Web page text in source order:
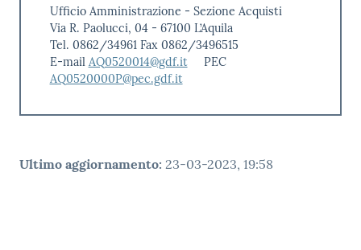
Ufficio Amministrazione - Sezione Acquisti
Via R. Paolucci, 04 - 67100 L’Aquila
Tel. 0862/34961 Fax 0862/3496515
E-mail AQ0520014@gdf.it
PEC
AQ0520000P@pec.gdf.it
Ultimo aggiornamento: 23-03-2023, 19:58